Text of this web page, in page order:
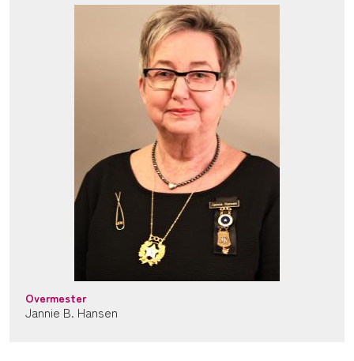
Overmester
Jannie B. Hansen